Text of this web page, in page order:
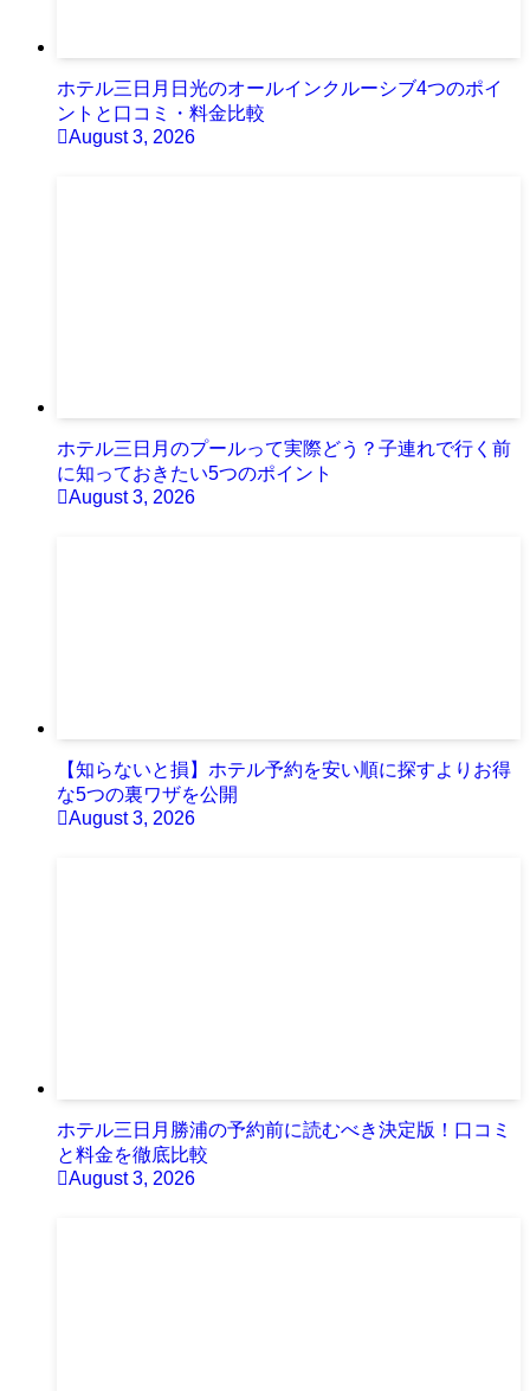
ホテル三日月日光のオールインクルーシブ4つのポイ
ントと口コミ・料金比較
August 3, 2026
ホテル三日月のプールって実際どう？子連れで行く前
に知っておきたい5つのポイント
August 3, 2026
【知らないと損】ホテル予約を安い順に探すよりお得
な5つの裏ワザを公開
August 3, 2026
ホテル三日月勝浦の予約前に読むべき決定版！口コミ
と料金を徹底比較
August 3, 2026